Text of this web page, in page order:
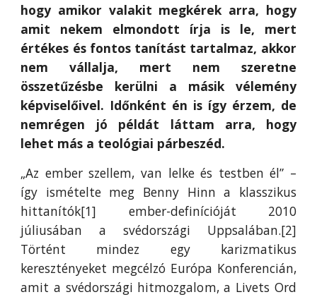
hogy amikor valakit megkérek arra, hogy
amit nekem elmondott írja is le, mert
értékes és fontos tanítást tartalmaz, akkor
nem vállalja, mert nem szeretne
összetűzésbe kerülni a másik vélemény
képviselőivel. Időnként én is így érzem, de
nemrégen jó példát láttam arra, hogy
lehet más a teológiai párbeszéd.
„Az ember szellem, van lelke és testben él” –
így ismételte meg Benny Hinn a klasszikus
hittanítók[1] ember-definícióját 2010
júliusában a svédországi Uppsalában.[2]
Történt mindez egy karizmatikus
keresztényeket megcélzó Európa Konferencián,
amit a svédországi hitmozgalom, a Livets Ord